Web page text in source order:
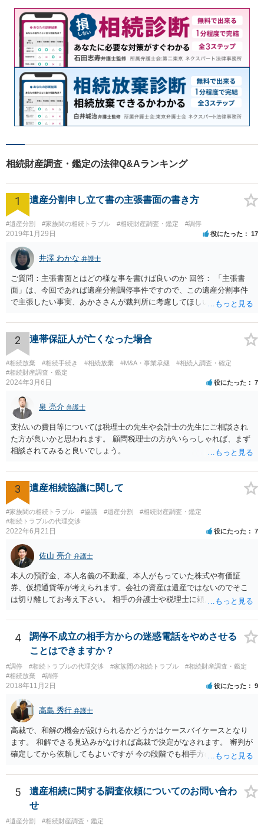
相続財産調査・鑑定の法律Q&Aランキング
1 遺産分割申し立て書の主張書面の書き方
#遺産分割 #家族間の相続トラブル #相続財産調査・鑑定 #調停
2019年1月29日 役にたった 17
井澤 わかな 弁護士
ご質問：主張書面とはどの様な事を書けば良いのか 回答： 「主張書
面」は、今回であれば遺産分割調停事件ですので、この遺産分割事件
で主張したい事実、あかささんが裁判所に考慮してほしいと思う、亡
ります。 もし、主張したい事実や考慮してほしい事情に関連して
資料を持っているようであれば、主張書面とは別で提出できます。も
し、お姉さんに見られたくないような資料がある場合、「非開示の希
望に関する申出書」と共に提出することも考えられます。 ご質問：書
いた方が良い事と書かない方が良い事 回答： お姉さんが申立書の「申
立ての趣旨」のところに書いている遺産の分け方に対して意見があれ
ば、まずそれを書くとよいです。 次に「申立ての理由」のところに、
なぜ調停を申し立てたのか(例えば、あかささんと話合いが出来ない／
決裂した、など)や亡くなった方・あかささん・お姉さん間の事情やい
きさつなどが書かれていると思うので、あかささんから見てそれは違
うと感じるところは、どのように違うのか、など書くとよいです。 そ
の他、お姉さんの申立書には書かれていないけど、どのように遺産を
(例えば、○○のときにお姉さんは亡くなった方からお金を援助してもら
った等)、それも書くとよいです。 書かない方が良いと思うことは、遺
産分割に関係ない(と思われる)いきさつを沢山盛り込むことだと考えま
す(あくまで遺産分割に関係することに留める方が、裁判所や調停委員
の方に事情を理解してもらいやすいと思います)。
2 連帯保証人が亡くなった場合
#相続放棄 #相続手続き #相続放棄 #M&A・事業承継
#相続人調査・確定
#相続財産調査・鑑定
2024年3月6日 役にたった 7
泉 亮介 弁護士
支払いの費目等については税理士の先生や会計士の先生にご相談され
た方が良いかと思われます。 顧問税理士の方がいらっしゃれば、まず
相談されてみると良いでしょう。
3 遺産相続協議に関して
#家族間の相続トラブル #協議 #遺産分割
#相続財産調査・鑑定
#相続トラブルの代理交渉
2022年6月21日 役にたった 7
佐山 亮介 弁護士
本人の預貯金、本人名義の不動産、本人がもっていた株式や有価証
券、仮想通貨等が考えられます。会社の資産は遺産ではないのでそこ
は切り離してお考え下さい。 相手の弁護士や税理士に頼んでも守秘義
意に開示を求め、応じなければ「調査嘱託」という手続きを使って銀
行等に照会をかけることになるでしょう。 不動産は、相続登記が済ん
でいなければ市役所ないし区役所に、お子様と義父様のつながりがわ
かる戸籍一式を揃えてもちこみ、「名寄せ」という手続きをすると、
分かると思います。遺産分割協議書の偽造等により既に相続登記され
てしまっている場合は、住所などに当たりをつけて登記名義を調べて
すが、現代では、各々が自由に価格設定をしていますので、特に相場
はお示しできません。ただし、かつて日本弁護士連合会が設けていた
報酬基準を踏まえて価格設定している弁護士は一定数いると思います
ので、それが一応の目安となるでしょう。
4
調停不成立の相手方からの迷惑電話をやめさせる
ことはできますか？
#調停 #相続トラブルの代理交渉 #家族間の相続トラブル
#相続財産調査・鑑定
#相続放棄
#調停
2018年11月2日 役にたった 9
高島 秀行 弁護士
高裁で、和解の機会が設けられるかどうかはケースバイケースとなり
ます。 和解できる見込みがなければ高裁で決定がなされます。 審判が
確定してから依頼してもよいですが 今の段階でも相手方の連絡が迷惑
5
遺産相続に関する調査依頼についてのお問い合わ
せ
#遺産分割 #相続財産調査・鑑定